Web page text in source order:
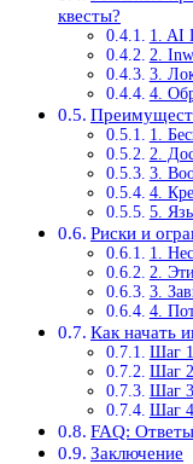
квесты?
1. AI
2.
3.
4.
1.
2.
3.
4.
5.
Риски и
1.
2.
3.
4.
Как начать
Шаг
Шаг
Шаг
Шаг
FAQ:
Заключение